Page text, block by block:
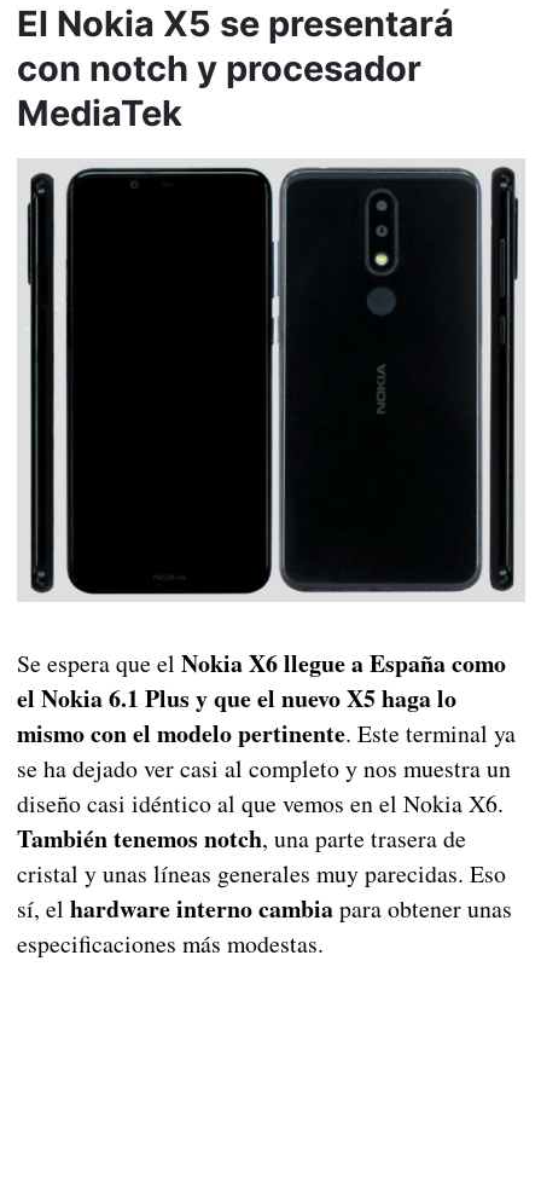
El Nokia X5 se presentará
con notch y procesador
MediaTek
Se espera que el Nokia X6 llegue a España como
el Nokia 6.1 Plus y que el nuevo X5 haga lo
mismo con el modelo pertinente. Este terminal ya
se ha dejado ver casi al completo y nos muestra un
diseño casi idéntico al que vemos en el Nokia X6.
También tenemos notch, una parte trasera de
cristal y unas líneas generales muy parecidas. Eso
sí, el hardware interno cambiapara obtener unas
especificaciones más modestas.